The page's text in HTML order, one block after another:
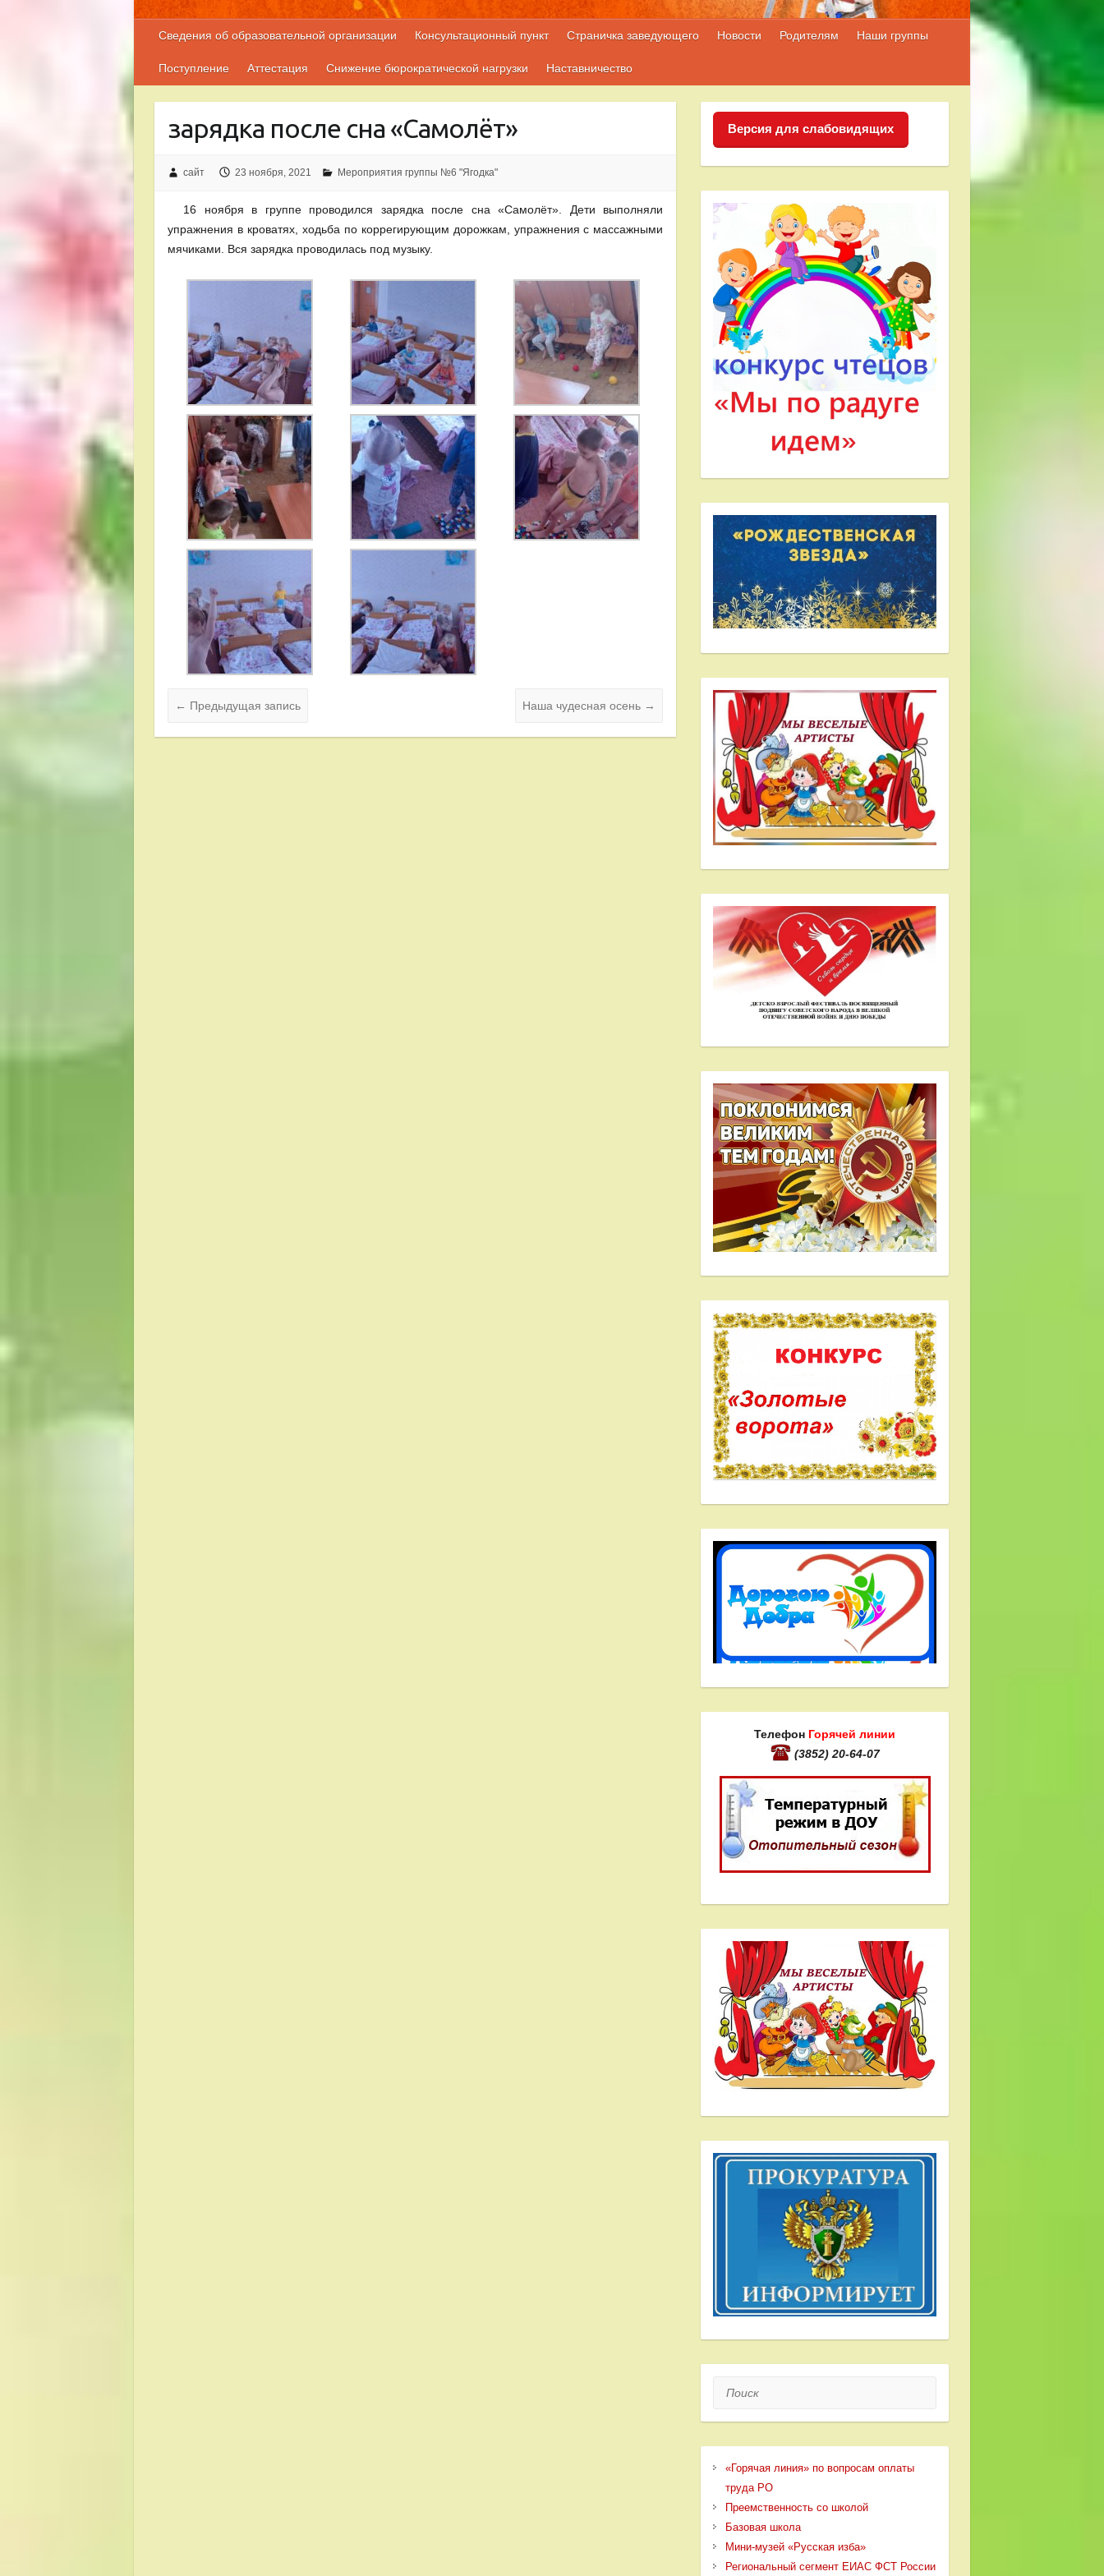
Сведения об образовательной организации Консультационный пункт Страничка заведующего Новости Родителям Наши группы
Поступление Аттестация Снижение бюрократической нагрузки Наставничество
зарядка после сна «Самолёт»
сайт 23 ноября, 2021 Мероприятия группы №6 "Ягодка"
16 ноября в группе проводился зарядка после сна «Самолёт». Дети выполняли
упражнения в кроватях, ходьба по коррегирующим дорожкам, упражнения с массажными
мячиками. Вся зарядка проводилась под музыку.
← Предыдущая запись Наша чудесная осень →
Версия для слабовидящих
Телефон Горячей линии
(3852) 20-64-07
Поиск
«Горячая линия» по вопросам оплаты
труда РО
Преемственность со школой
Базовая школа
Мини-музей «Русская изба»
Региональный сегмент ЕИАС ФСТ России